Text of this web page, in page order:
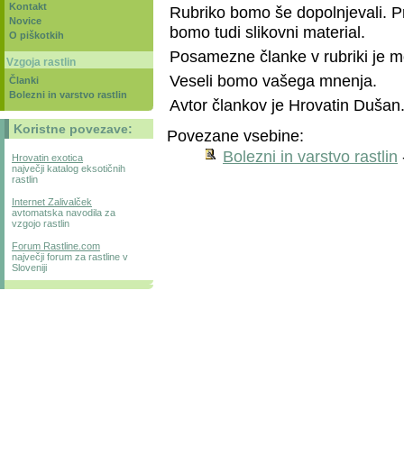
Rubriko bomo še dopolnjevali.
bomo tudi slikovni material.
Posamezne članke v rubriki je
Veseli bomo vašega mnenja.
Avtor člankov je Hrovatin Dušan.
Povezane vsebine:
Bolezni in varstvo rastlin
Kontakt
Novice
O piškotkih
Vzgoja rastlin
Članki
Bolezni in varstvo rastlin
Koristne povezave:
Hrovatin exotica
največji katalog eksotičnih
rastlin
Internet Zalivalček
avtomatska navodila za
vzgojo rastlin
Forum Rastline.com
največji forum za rastline v
Sloveniji